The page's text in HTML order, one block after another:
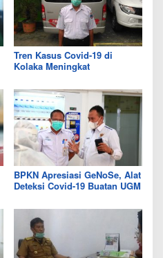
Tren Kasus Covid-19 di
Kolaka Meningkat
BPKN Apresiasi GeNoSe, Alat
Deteksi Covid-19 Buatan UGM